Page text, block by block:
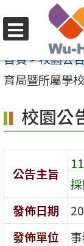
至
要
容
區
選
單
首頁>校園公
育局暨所屬學
校園公
公告主旨
發佈日期
發佈單位